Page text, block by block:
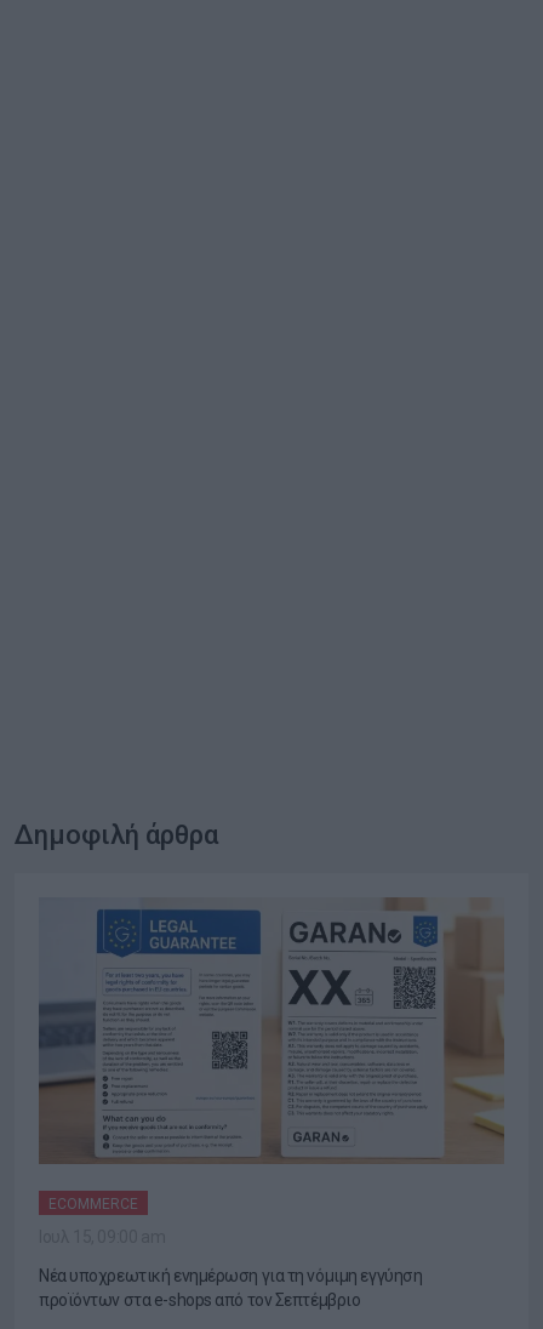
Δημοφιλή άρθρα
ECOMMERCE
Νέα υποχρεωτική ενημέρωση για τη νόμιμη εγγύηση
προϊόντων στα e-shops από τον Σεπτέμβριο